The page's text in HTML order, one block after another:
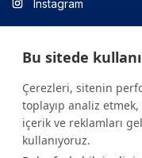
Instagram
Linkedin
Sitede yer alan tüm
Sağlığınızla ilgili
Bu sitede
Çerezleri, sitenin
toplayıp analiz
içerik ve reklamları
kullanıyoruz.